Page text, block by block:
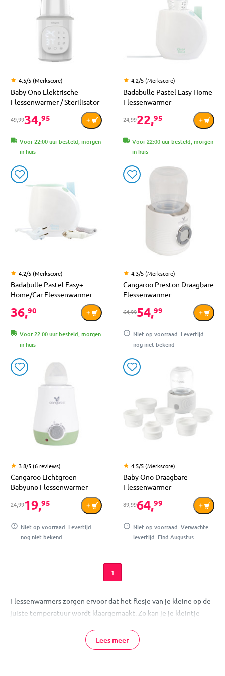
4.5/5 (Merkscore)
Baby Ono Elektrische
Flessenwarmer / Sterilisator
49,9934,95
Voor 22:00 uur besteld, morgen
in huis
4.2/5 (Merkscore)
Badabulle Pastel Easy Home
Flessenwarmer
24,9922,95
Voor 22:00 uur besteld, morgen
in huis
4.2/5 (Merkscore)
Badabulle Pastel Easy+
Home/Car Flessenwarmer
36,90
Voor 22:00 uur besteld, morgen
in huis
4.3/5 (Merkscore)
Cangaroo Preston Draagbare
Flessenwarmer
64,9954,99
Niet op voorraad. Levertijd
nog niet bekend
3.8/5 (6 reviews)
Cangaroo Lichtgroen
Babyuno Flessenwarmer
24,9919,95
Niet op voorraad. Levertijd
nog niet bekend
4.5/5 (Merkscore)
Baby Ono Draagbare
Flessenwarmer
89,9964,99
Niet op voorraad. Verwachte
levertijd: Eind Augustus
1
Flessenwarmers zorgen ervoor dat het flesje van je kleine op de
juiste temperatuur wordt klaargemaakt. Zo kan je je kleintje
heeft! Flessenwarmers zijn er niet alleen voor de flesjes, de
meeste flessenwarmers zijn namelijk ook geschikt voor potjes
Lees meer